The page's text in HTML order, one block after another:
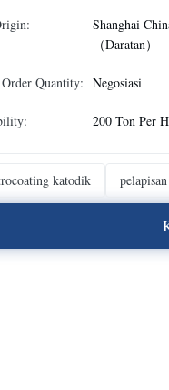
Shanghai
（Daratan）
Quantity: Negosiasi
200 Ton Per
katodik